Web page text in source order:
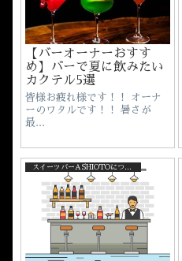
【バーオーナーおすす
め】バーで夏に飲みたい
カクテル5選
皆様お疲れ様です！！ オーナ
ーのワタルです！！ 暑さが
最...
スイーツバーASHIOTOについて